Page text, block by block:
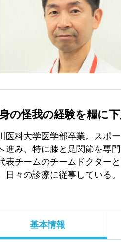
の怪我の経験を糧に
医科大学医学部卒業。スポ
進み、特に膝と足関節を専
表チームのチームドクター
日々の診療に従事している。
基本情報